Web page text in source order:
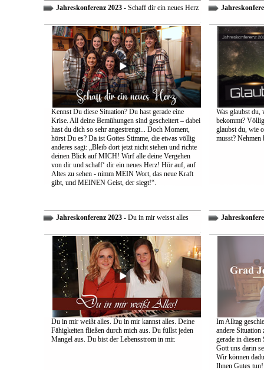
Jahreskonferenz 2023- Schaff dir ein neues Herz
Kennst Du diese Situation? Du hast gerade eine
Krise. All deine Bemühungen sind gescheitert – dabei
hast du dich so sehr angestrengt... Doch Moment,
hörst Du es? Da ist Gottes Stimme, die etwas völlig
anderes sagt: „Bleib dort jetzt nicht stehen und richte
deinen Blick auf MICH! Wirf alle deine Vergehen
von dir und schaff‘ dir ein neues Herz! Hör auf, auf
Altes zu sehen - nimm MEIN Wort, das neue Kraft
gibt, und MEINEN Geist, der siegt!“.
Was glaubst du,
bekommt?
glaubst du, wie
musst? Nehmen
Jahreskonferenz 2023- Du in mir weisst alles
Du in mir weißt alles. Du in mir kannst alles. Deine
Fähigkeiten fließen durch mich aus. Du füllst jeden
Mangel aus. Du bist der Lebensstrom in mir.
Im Alltag
andere
gerade in
Gott uns darin
Wir können
Ihnen Gutes tun!